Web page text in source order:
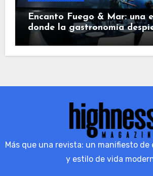
Encanto Fuego & Mar: una
donde la gastronomía
los sentidos
Más que una revista: un manifiesto de
y estilo de vida